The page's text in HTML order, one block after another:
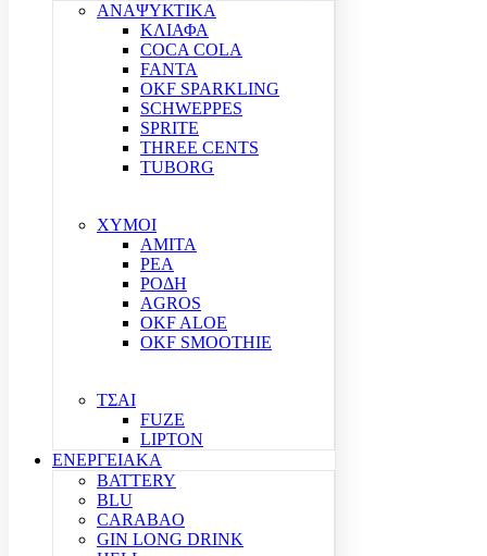
ΑΝΑΨΥΚΤΙΚΑ
ΚΛΙΑΦΑ
COCA COLA
FANTA
OKF SPARKLING
SCHWEPPES
SPRITE
THREE CENTS
TUBORG
ΧΥΜΟΙ
ΑΜΙΤΑ
ΡΕΑ
ΡΟΔΗ
AGROS
OKF ALOE
OKF SMOOTHIE
ΤΣΑΙ
FUZE
LIPTON
ΕΝΕΡΓΕΙΑΚΑ
BATTERY
BLU
CARABAO
GIN LONG DRINK